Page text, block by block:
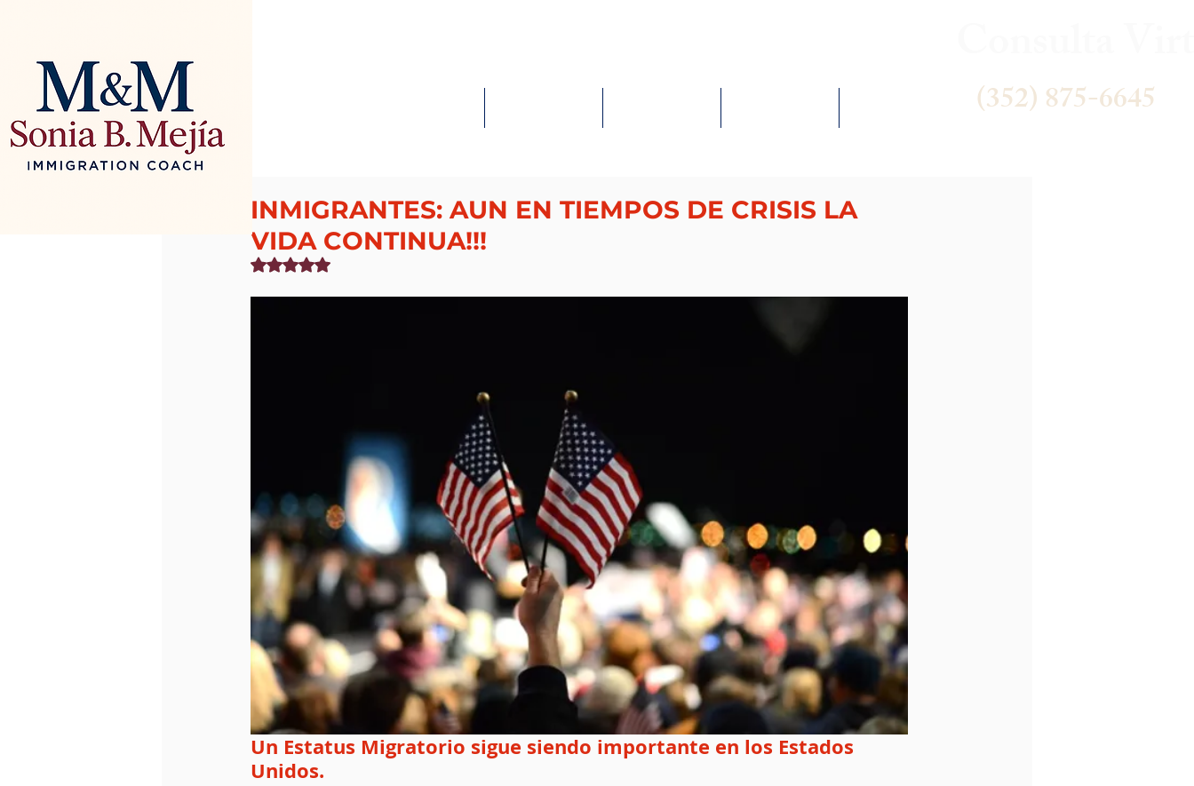
(352) 875-6645
INMIGRANTES: AUN EN TIEMPOS DE CRISIS LA
VIDA CONTINUA!!!
Obtuvo NaN de 5 estrellas.
Un Estatus Migratorio sigue siendo importante en los Estados
Unidos.